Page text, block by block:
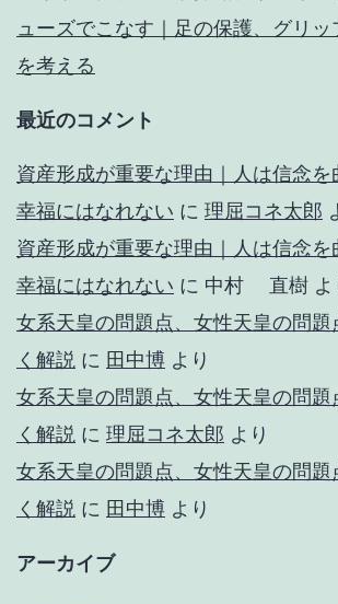
ューズでこなす｜足の保護、グリ
を考える
最近のコメント
資産形成が重要な理由｜人は信念を
幸福にはなれない に 理屈コネ太郎
資産形成が重要な理由｜人は信念を
幸福にはなれない に 中村 直樹 よ
女系天皇の問題点、女性天皇の問題
く解説 に 田中博 より
女系天皇の問題点、女性天皇の問題
く解説 に 理屈コネ太郎 より
女系天皇の問題点、女性天皇の問題
く解説 に 田中博 より
アーカイブ